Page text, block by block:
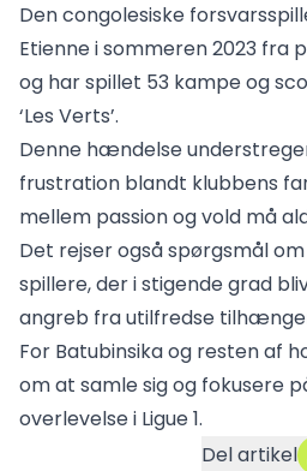
Den congolesiske
Etienne i sommeren 2023 fra
og har spillet 53 kampe og
‘Les Verts’.
Denne hændelse
frustration blandt klubbens
mellem passion og vold må
Det rejser også spørgsmål
spillere, der i stigende grad
angreb fra utilfredse
For Batubinsika og resten af
om at samle sig og fokusere
overlevelse i Ligue 1.
Del artikel